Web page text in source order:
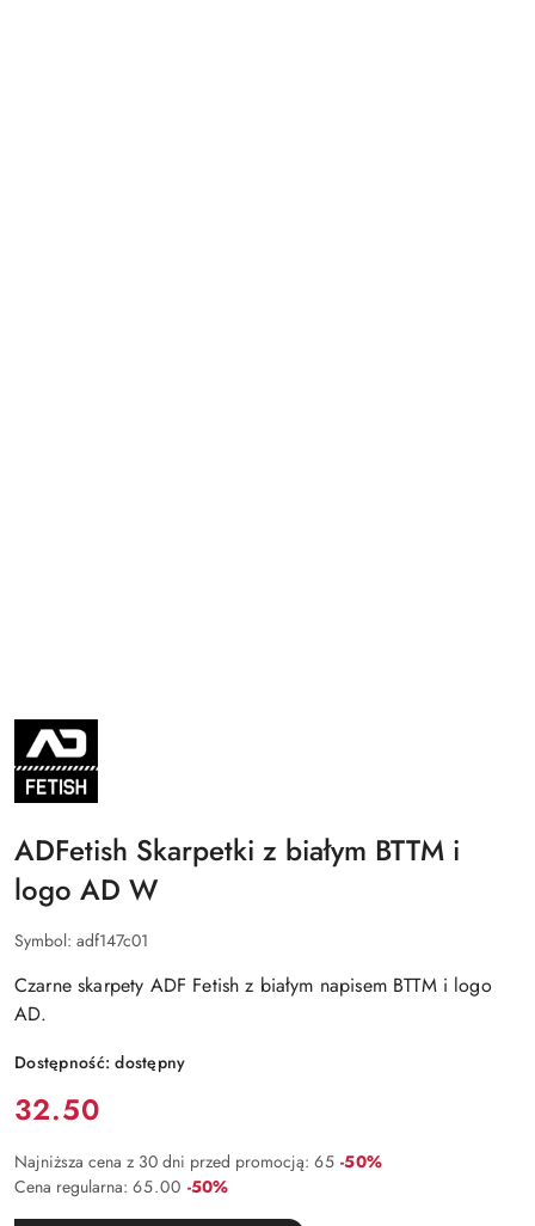
ADFETISH
BY
ADDICTED
ADFetish Skarpetki z białym BTTM i
logo AD W
Symbol: adf147c01
Czarne skarpety ADF Fetish z białym napisem BTTM i logo
AD.
Dostępność:dostępny
Cena:
32.50
Najniższa cena z 30 dni przed promocją: 65 Rabat:
-50%
Cena regularna: 65.00 Rabat:
-50%